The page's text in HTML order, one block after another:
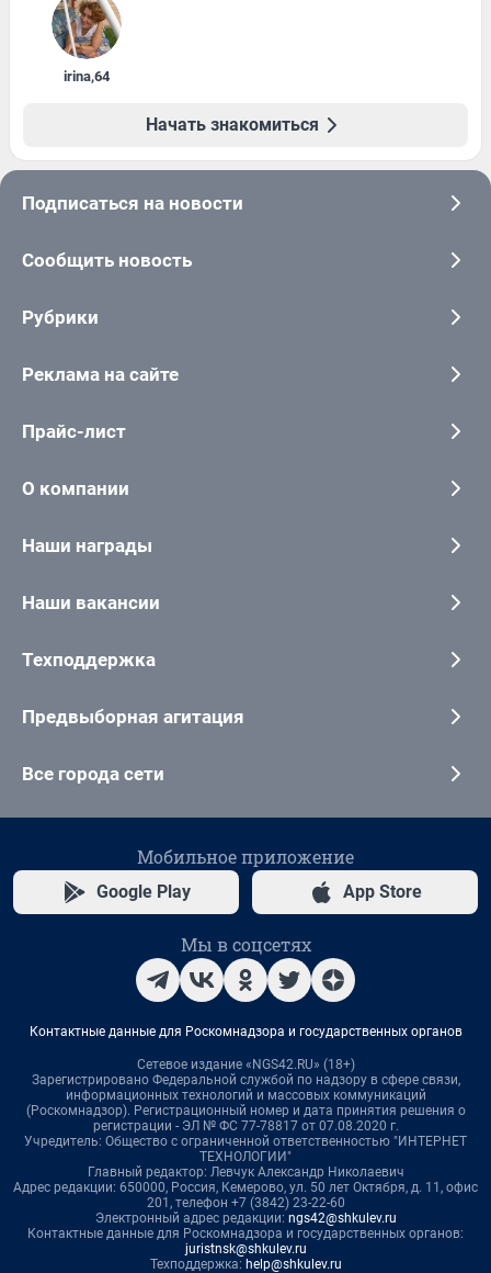
irina,64
Начать знакомиться
Подписаться на новости
Сообщить новость
Рубрики
Реклама на сайте
Прайс-лист
О компании
Наши награды
Наши вакансии
Техподдержка
Предвыборная агитация
Все города сети
Мобильное приложение
Google Play App Store
Мы в соцсетях
Контактные данные для Роскомнадзора и государственных органов
Сетевое издание «NGS42.RU» (18+)
Зарегистрировано Федеральной службой по надзору в сфере связи,
информационных технологий и массовых коммуникаций
(Роскомнадзор). Регистрационный номер и дата принятия решения о
регистрации - ЭЛ № ФС 77-78817 от 07.08.2020 г.
Учредитель: Общество с ограниченной ответственностью "ИНТЕРНЕТ
ТЕХНОЛОГИИ"
Главный редактор: Левчук Александр Николаевич
Адрес редакции: 650000, Россия, Кемерово, ул. 50 лет Октября, д. 11, офис
201, телефон +7 (3842) 23-22-60
Электронный адрес редакции: ngs42@shkulev.ru
Контактные данные для Роскомнадзора и государственных органов:
juristnsk@shkulev.ru
Техподдержка: help@shkulev.ru